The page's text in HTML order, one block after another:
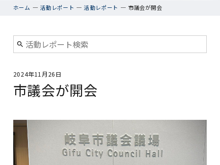
ホーム 活動レポート 活動レポート 市議会が開会
2024年11月26日
市議会が開会